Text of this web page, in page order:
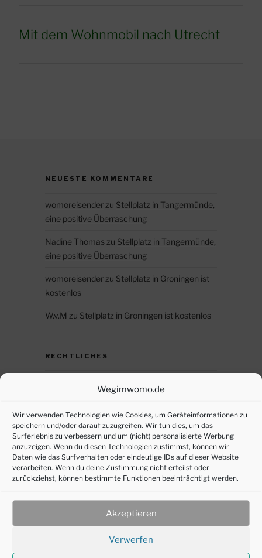
Wegimwomo.de
Wir verwenden Technologien wie Cookies, um Geräteinformationen zu
speichern und/oder darauf zuzugreifen. Wir tun dies, um das
Surferlebnis zu verbessern und um (nicht) personalisierte Werbung
anzuzeigen. Wenn du diesen Technologien zustimmst, können wir
Daten wie das Surfverhalten oder eindeutige IDs auf dieser Website
verarbeiten. Wenn du deine Zustimmung nicht erteilst oder
zurückziehst, können bestimmte Funktionen beeinträchtigt werden.
Akzeptieren
Verwerfen
Mit dem Wohnmobil nach Utrecht
NEUESTE KOMMENTARE
womoreisenderzu Stellplatz in Tangermünde,
eine positive Überraschung
Nadine Thomaszu Stellplatz in Tangermünde,
eine positive Überraschung
womoreisenderzu Stellplatz in Groningen ist
kostenlos
W.v.M zu Stellplatz in Groningen ist kostenlos
RECHTLICHES
Impressum
Cookie-Richtlinie (EU)